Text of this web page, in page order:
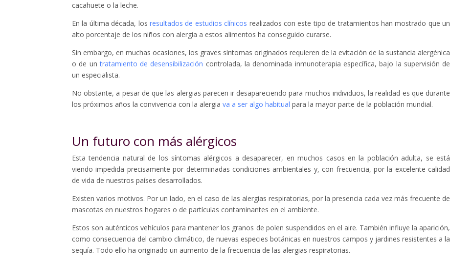
cacahuete o la leche.
En la última década, los resultados de estudios clínicos realizados con este tipo de tratamientos han mostrado que un
alto porcentaje de los niños con alergia a estos alimentos ha conseguido curarse.
Sin embargo, en muchas ocasiones, los graves síntomas originados requieren de la evitación de la sustancia alergénica
o de untratamiento de desensibilización controlada, la denominada inmunoterapia específica, bajo la supervisión de
un especialista.
No obstante, a pesar de que las alergias parecen ir desapareciendo para muchos individuos, la realidad es que durante
los próximos años la convivencia con la alergia va a ser algo habitual para la mayor parte de la población mundial.
Un futuro con más alérgicos
Esta tendencia natural de los síntomas alérgicos a desaparecer, en muchos casos en la población adulta, se está
viendo impedida precisamente por determinadas condiciones ambientales y, con frecuencia, por la excelente calidad
de vida de nuestros países desarrollados.
Existen varios motivos. Por un lado, en el caso de las alergias respiratorias, por la presencia cada vez más frecuente de
mascotas en nuestros hogares o de partículas contaminantes en el ambiente.
Estos son auténticos vehículos para mantener los granos de polen suspendidos en el aire. También influye la aparición,
como consecuencia del cambio climático, de nuevas especies botánicas en nuestros campos y jardines resistentes a la
sequía. Todo ello ha originado un aumento de la frecuencia de las alergias respiratorias.